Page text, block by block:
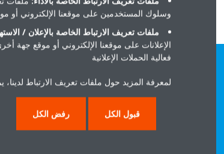
هل
وسلوك المستخدمين على موقعنا الإلكتروني أو
ملفات تعريف الارتباط الخاصة بالإعلان /
الإعلانات على موقعنا الإلكتروني أو موقع جهة
فعالية الحملات الإعلانية
لمعرفة المزيد حول ملفات تعريف الارتباط لدينا،
قبول الكل رفض الكل